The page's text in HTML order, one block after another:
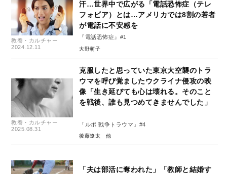
教養・カルチャー
2024.12.11
汗…世界中で広がる「電話恐怖症（テレ
フォビア）とは…アメリカでは8割の若者
が電話に不安感を
『電話恐怖症』#1
大野萌子
教養・カルチャー
2025.08.31
克服したと思っていた東京大空襲のトラ
ウマを呼び覚ましたウクライナ侵攻の映
像「生き延びても心は壊れる。そのこと
を戦後、誰も見つめてきませんでした」
「ルポ 戦争トラウマ」#4
後藤遼太
「夫は部活に奪われた」「教師と結婚す